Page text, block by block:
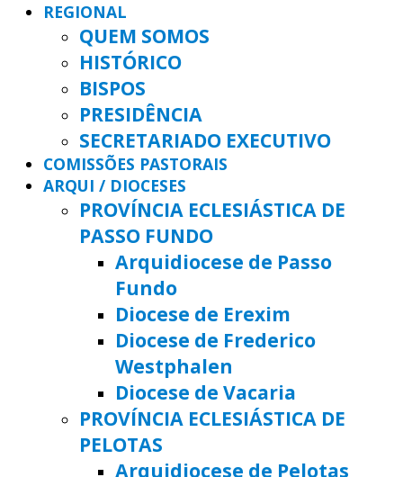
REGIONAL
QUEM SOMOS
HISTÓRICO
BISPOS
PRESIDÊNCIA
SECRETARIADO EXECUTIVO
COMISSÕES PASTORAIS
ARQUI / DIOCESES
PROVÍNCIA ECLESIÁSTICA DE
PASSO FUNDO
Arquidiocese de Passo
Fundo
Diocese de Erexim
Diocese de Frederico
Westphalen
Diocese de Vacaria
PROVÍNCIA ECLESIÁSTICA DE
PELOTAS
Arquidiocese de Pelotas